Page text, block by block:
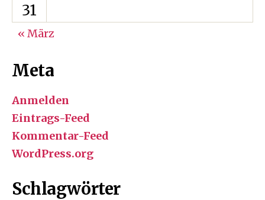
31
« März
Meta
Anmelden
Eintrags-Feed
Kommentar-Feed
WordPress.org
Schlagwörter